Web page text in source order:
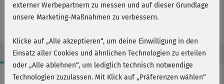
Rückentraining 4 - Einführung
Workout-Facts
externer Werbepartnern zu messen und auf dieser Grundlage
unsere Marketing-Maßnahmen zu verbessern.
Klicke auf „Alle akzeptieren“, um deine Einwilligung in den
Einsatz aller Cookies und ähnlichen Technologien zu erteilen
oder „Alle ablehnen“, um lediglich technisch notwendige
Technologien zuzulassen. Mit Klick auf „Präferenzen wählen“